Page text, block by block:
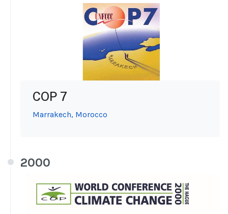
COP 7
Marrakech, Morocco
2000